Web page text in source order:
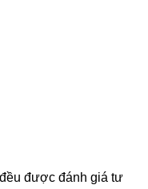
được đánh giá tư